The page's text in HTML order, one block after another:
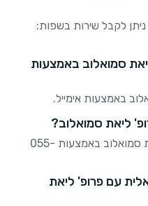
לקבל שירות בשפות:
סמואלוב באמצעות
באמצעות אימייל.
ליאת סמואלוב?
ניתן לקבוע פגישה עם פרופ' ליאת סמואלוב באמצעות 055-
עם פרופ' ליאת